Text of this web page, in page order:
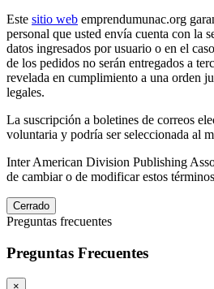
Este sitio web emprendumunac.org
personal que usted envía cuenta con la
datos ingresados por usuario o en el
de los pedidos no serán entregados a
revelada en cumplimiento a una orden
legales.
La suscripción a boletines de correos
voluntaria y podría ser seleccionada al
Inter American Division Publishing
de cambiar o de modificar estos
Cerrado
Preguntas frecuentes
Preguntas Frecuentes
×